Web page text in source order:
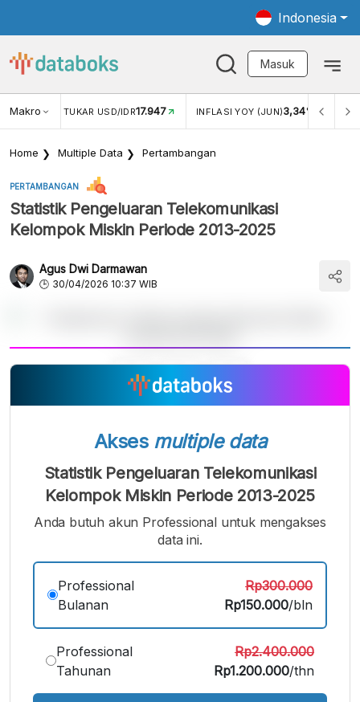
Indonesia
Masuk
Makro
USD/IDR 17.947 INFLASI YOY (JUN) 3,34% INFLASI MOM (MEI)
Home Multiple Data Pertambangan
PERTAMBANGAN
Statistik Pengeluaran Telekomunikasi
Kelompok Miskin Periode 2013-2025
Agus Dwi Darmawan
30/04/2026 10:37 WIB
Font
Kecil
FontFont
Besar
Akses multiple data
Statistik Pengeluaran Telekomunikasi
Kelompok Miskin Periode 2013-2025
Anda butuh akun Professional untuk mengakses
data ini.
Professional
Bulanan
Rp300.000
Rp150.000/bln
Professional
Tahunan
Rp2.400.000
Rp1.200.000/thn